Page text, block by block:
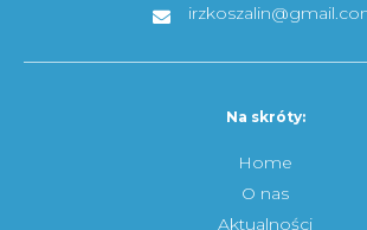
Na skróty:
Home
O nas
Aktualności